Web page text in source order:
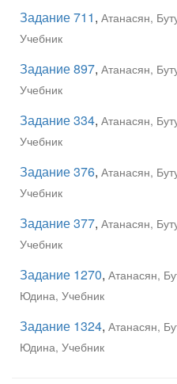
Задание 711, Атанасян,
Учебник
Задание 897, Атанасян,
Учебник
Задание 334, Атанасян,
Учебник
Задание 376, Атанасян,
Учебник
Задание 377, Атанасян,
Учебник
Задание 1270, Атанасян,
Юдина, Учебник
Задание 1324, Атанасян,
Юдина, Учебник